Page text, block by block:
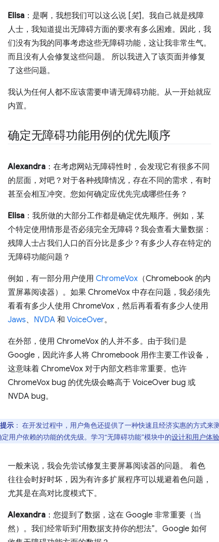
Elisa ：是啊，我想我们可以这么说 [笑]。我自己就是残障
人士，我知道提出无障碍方面的要求有多么困难。因此，我
们没有为我的同事考虑这些无障碍功能，这让我非常生气。
而且没有人会修复这些问题。 所以我进入了该页面并修复
了这些问题。
我认为任何人都不应该需要申请无障碍功能。从一开始就应
内置。
确定无障碍功能用例的优先顺序
Alexandra ：在考虑网站无障碍性时，会发现它有很多不同
的层面，对吧？对于各种残障情况，存在不同的需求，有时
甚至会相互冲突。您如何确定应优先完成哪些任务？
Elisa ：我所做的大部分工作都是确定优先顺序。例如，某
个特定使用情形是否必须完全无障碍？我会查看大量数据：
残障人士占我们人口的百分比是多少？有多少人存在特定的
无障碍功能问题？
例如，有一部分用户使用 ChromeVox （Chromebook 的内
置屏幕阅读器）。如果 ChromeVox 中存在问题，我必须先
看看有多少人使用 ChromeVox，然后再看看有多少人使用
Jaws、 NVDA 和 VoiceOver。
在外部，使用 ChromeVox 的人并不多。由于我们是
Google，因此许多人将 Chromebook 用作主要工作设备，
这意味着 ChromeVox 对于内部文档非常重要。也许
ChromeVox bug 的优先级会略高于 VoiceOver bug 或
NVDA bug。
提示 ： 在开发过程中，用户角色还提供了一种快速且经济实惠的方式来
定用户依赖的功能的优先级。学习“无障碍功能”模块中的设计和用户体验
一般来说，我会先尝试修复主要屏幕阅读器的问题。 着色
往往会时好时坏，因为有许多扩展程序可以规避着色问题，
尤其是在高对比度模式下。
Alexandra ：您提到了数据，这在 Google 非常重要（当
然）。我们经常听到“用数据支持你的想法”。Google 如何